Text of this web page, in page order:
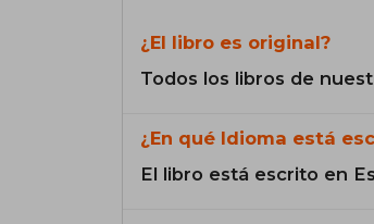
¿El libro es original?
Todos los libros de
¿En qué Idioma está
El libro está escrito en